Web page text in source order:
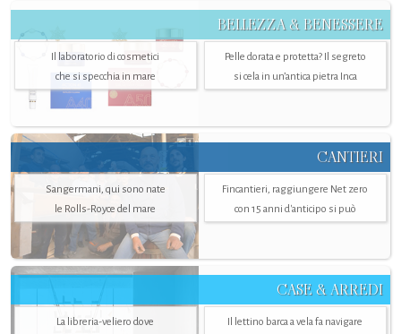
BELLEZZA & BENESSERE
Il laboratorio di cosmetici
che si specchia in mare
Pelle dorata e protetta? Il segreto
si cela in un’antica pietra Inca
CANTIERI
Sangermani, qui sono nate
le Rolls-Royce del mare
Fincantieri, raggiungere Net zero
con 15 anni d'anticipo si può
CASE & ARREDI
La libreria-veliero dove
Il lettino barca a vela fa navigare